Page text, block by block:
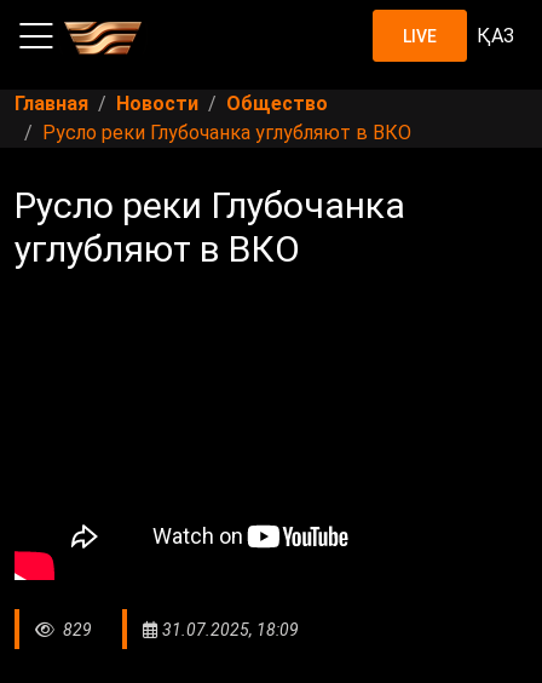
LIVE ҚАЗ
Главная Новости
Общество
Русло реки Глубочанка углубляют в ВКО
Русло реки Глубочанка
углубляют в ВКО
829 31.07.2025, 18:09